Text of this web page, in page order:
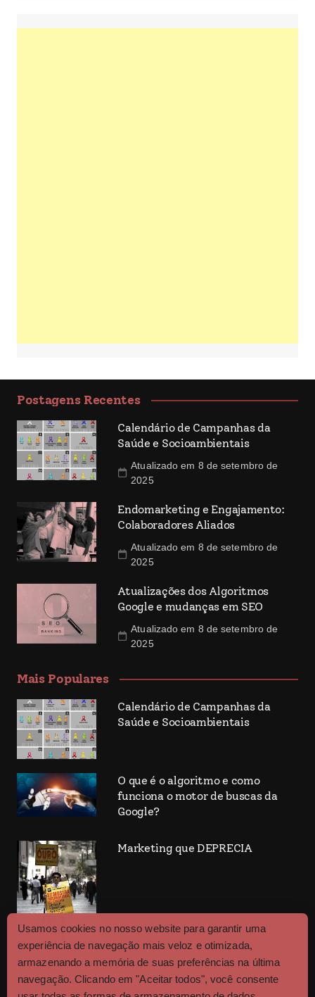
Postagens Recentes
Calendário de Campanhas da
Saúde e Socioambientais
Atualizado em 8 de setembro de
2025
Endomarketing e Engajamento:
Colaboradores Aliados
Atualizado em 8 de setembro de
2025
Atualizações dos Algoritmos
Google e mudanças em SEO
Atualizado em 8 de setembro de
2025
Mais Populares
Calendário de Campanhas da
Saúde e Socioambientais
O que é o algoritmo e como
funciona o motor de buscas da
Google?
Marketing que DEPRECIA
Usamos cookies no nosso website para garantir uma
experiência de navegação mais veloz e otimizada,
armazenando a memória de suas preferências na última
navegação. Clicando em "Aceitar todos", você consente